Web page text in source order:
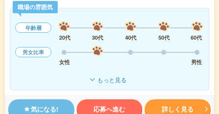
職場の雰囲気
年齢層
20代
30代 40代 50代
60代
男女比率
女性
男性
もっと見る
気になる! 応募へ進む 詳しく見る